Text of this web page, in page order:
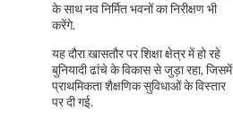
के साथ नव निर्मित भवनों का निरीक्षण भी
करेंगे.
यह दौरा खासतौर पर शिक्षा क्षेत्र में हो रहे
बुनियादी ढांचे के विकास से जुड़ा रहा, जिसमें
प्राथमिकता शैक्षणिक सुविधाओं के विस्तार
पर दी गई.